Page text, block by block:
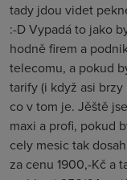
tady jdou videt
:-D Vypadá to jako
hodně firem a
telecomu, a pokud
tarify (i když asi
co v tom je. Jěště
maxi a profi, pokud
cely mesic tak
za cenu 1900,-Kč a